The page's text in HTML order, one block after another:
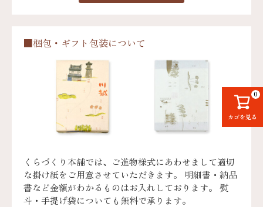
カゴを見る
0
■梱包・ギフト包装について
くらづくり本舗では、ご進物様式にあわせまして適切
な掛け紙をご用意させていただきます。 明細書・納品
書など金額がわかるものはお入れしております。 熨
斗・手提げ袋についても無料で承ります。